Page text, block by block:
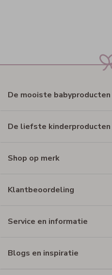
De mooiste babyproducten
De liefste kinderproducten
Shop op merk
Klantbeoordeling
Service en informatie
Blogs en inspiratie